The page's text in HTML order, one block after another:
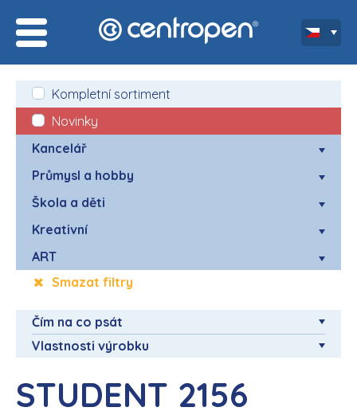
Kompletní sortiment
Novinky
Kancelář
Průmysl a hobby
Škola a děti
Kreativní
ART
Smazat filtry
Čím na co psát
Vlastnosti výrobku
STUDENT 2156